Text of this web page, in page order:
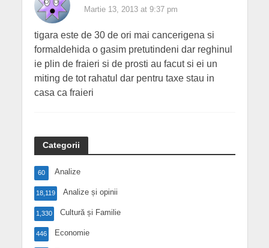
Martie 13, 2013 at 9:37 pm
tigara este de 30 de ori mai cancerigena si
formaldehida o gasim pretutindeni dar reghinul
ie plin de fraieri si de prosti au facut si ei un
miting de tot rahatul dar pentru taxe stau in
casa ca fraieri
Categorii
Analize
60
Analize și opinii
18,119
Cultură și Familie
1,330
Economie
446